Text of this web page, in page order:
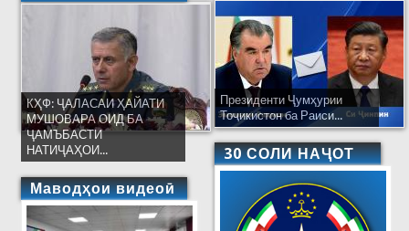
КҲФ: ҶАЛАСАИ ҲАЙАТИ
МУШОВАРА ОИД БА
ҶАМЪБАСТИ
НАТИҶАҲОИ...
Маводҳои видеоӣ
Президенти Ҷумҳурии
Тоҷикистон ба Раиси...
30 СОЛИ НАҶОТ